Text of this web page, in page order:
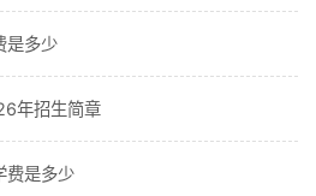
是多少
年招生简章
费是多少